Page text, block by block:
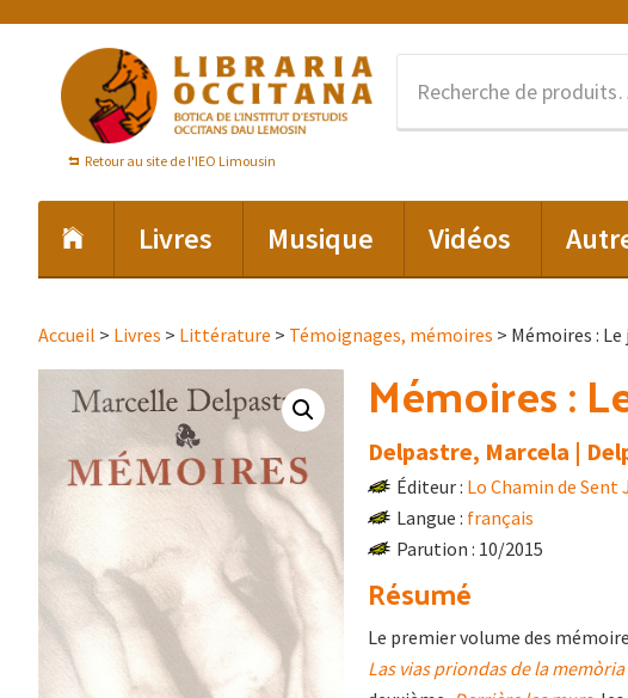
navigation
principale
contenu
principal
Retour au site de l'IEO Limousin
Livres Musique Vidéos
Accueil > Livres > Littérature > Témoignages, mémoires > Mémoires :
Mémoires :
Delpastre, Marcela |
Éditeur : Lo Chamin de Sent
Langue : français
Parution : 10/2015
Résumé
Le premier volume des
Las vias priondas de la memòria